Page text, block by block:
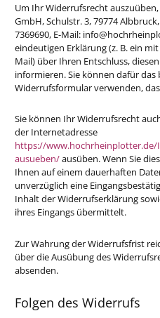
Um Ihr Widerrufsrecht
GmbH, Schulstr. 3, 79774
7369690, E-Mail:
eindeutigen Erklärung (z. B. ein
Mail) über Ihren Entschluss,
informieren. Sie können dafür
Widerrufsformular verwenden,
Sie können Ihr Widerrufsrecht
der Internetadresse
https://
ausueben/ausüben. Wenn Sie
Ihnen auf einem dauerhaften
unverzüglich eine
Inhalt der Widerrufserklärung
ihres Eingangs übermittelt.
Zur Wahrung der Widerrufsfrist
über die Ausübung des
absenden.
Folgen des Widerrufs